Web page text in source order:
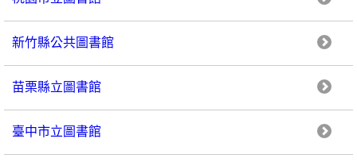
新竹縣公共圖書館
苗栗縣立圖書館
臺中市立圖書館